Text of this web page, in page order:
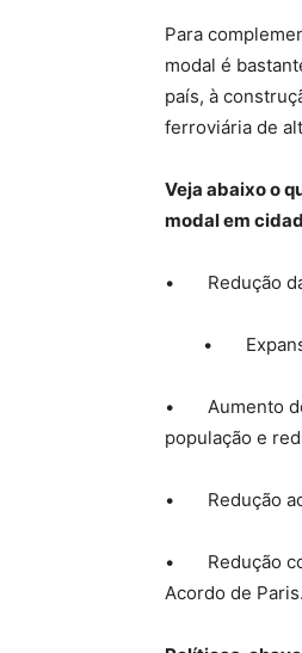
Para
modal é
país, à
ferroviária de
Veja abaixo o
modal em
• Redução
• Expansão
• Aumento do
população e
• Redução
• Redução
Acordo de Paris.